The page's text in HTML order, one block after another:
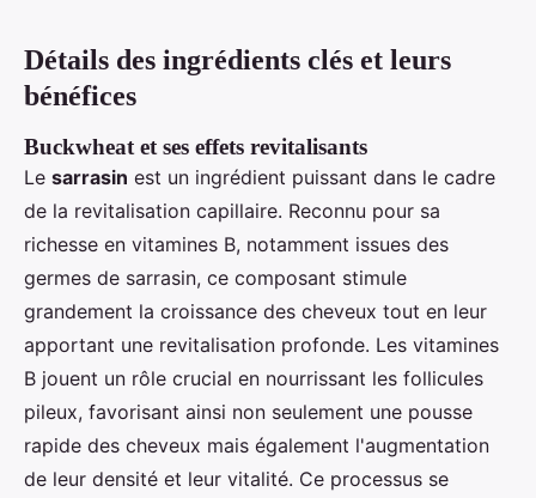
Détails des ingrédients clés et leurs
bénéfices
Buckwheat et ses effets revitalisants
Le sarrasin est un ingrédient puissant dans le cadre
de la revitalisation capillaire. Reconnu pour sa
richesse en vitamines B, notamment issues des
germes de sarrasin, ce composant stimule
grandement la croissance des cheveux tout en leur
apportant une revitalisation profonde. Les vitamines
B jouent un rôle crucial en nourrissant les follicules
pileux, favorisant ainsi non seulement une pousse
rapide des cheveux mais également l'augmentation
de leur densité et leur vitalité. Ce processus se